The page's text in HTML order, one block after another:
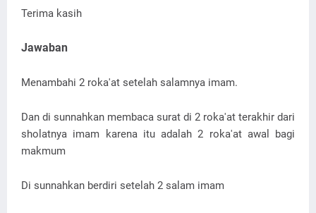
Terima kasih
Jawaban
Menambahi 2 roka'at setelah salamnya imam.
Dan di sunnahkan membaca surat di 2 roka'at terakhir dari
sholatnya imam karena itu adalah 2 roka'at awal bagi
makmum
Di sunnahkan berdiri setelah 2 salam imam